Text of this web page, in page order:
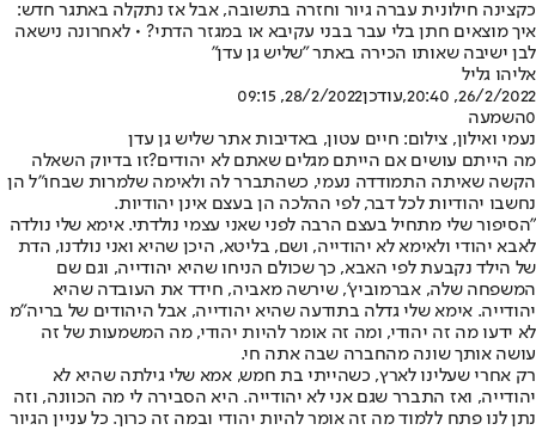
כקצינה חילונית עברה גיור וחזרה בתשובה, אבל אז נתקלה באתגר חדש:
איך מוצאים חתן בלי עבר בבני עקיבא או במגזר הדתי? • לאחרונה נישאה
לבן ישיבה שאותו הכירה באתר "שליש גן עדן"
אליהו גליל
26/2/2022, 20:40
,עודכן28/2/2022, 09:15
0השמעה
נעמי ואילון, צילום: חיים עטון, באדיבות אתר שליש גן עדן
מה הייתם עושים אם הייתם מגלים שאתם לא יהודים?זו בדיוק השאלה
הקשה שאיתה התמודדה נעמי, כשהתברר לה ולאימה שלמרות שבחו"ל הן
נחשבו יהודיות לכל דבר, לפי ההלכה הן בעצם אינן יהודיות.
"הסיפור שלי מתחיל בעצם הרבה לפני שאני עצמי נולדתי. אימא שלי נולדה
לאבא יהודי ולאימא לא יהודייה, ושם, בליטא, היכן שהיא ואני נולדנו, הדת
של הילד נקבעת לפי האבא, כך שכולם הניחו שהיא יהודייה, וגם שם
המשפחה שלה, אברמוביץ', שירשה מאביה, חידד את העובדה שהיא
יהודייה. אימא שלי גדלה בתודעה שהיא יהודייה, אבל היהודים של בריה"מ
לא ידעו מה זה יהודי, ומה זה אומר להיות יהודי, מה המשמעות של זה
עושה אותך שונה מהחברה שבה אתה חי.
רק אחרי שעלינו לארץ, כשהייתי בת חמש, אמא שלי גילתה שהיא לא
יהודייה, ואז התברר שגם אני לא יהודייה. היא הסבירה לי מה הכוונה, וזה
נתן לנו פתח ללמוד מה זה אומר להיות יהודי ובמה זה כרוך. כל עניין הגיור